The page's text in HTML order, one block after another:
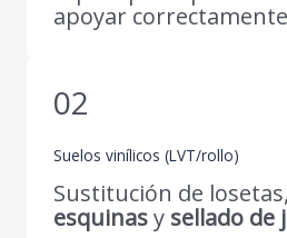
apoyar
02
Suelos vinílicos (LVT/rollo)
Sustitución de losetas,
esquinasy sellado de